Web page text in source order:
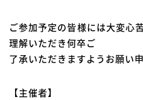
ご参加予定の皆様には大変心
理解いただき何卒ご
了承いただきますようお願い
【主催者】